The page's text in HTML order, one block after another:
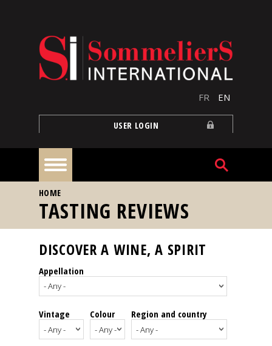
FR EN
USER LOGIN
Home
Our
events
Spirits
YOU ARE HERE
HOME
TASTING REVIEWS
DISCOVER A WINE, A SPIRIT
Appellation
Vintage Colour Region and country